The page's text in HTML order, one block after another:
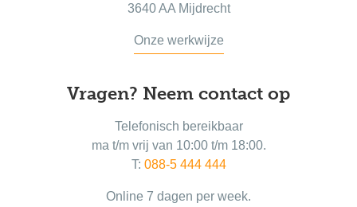
3640 AA Mijdrecht
Onze werkwijze
Vragen? Neem contact op
Telefonisch bereikbaar
ma t/m vrij van 10:00 t/m 18:00.
T: 088-5 444 444
Online 7 dagen per week.